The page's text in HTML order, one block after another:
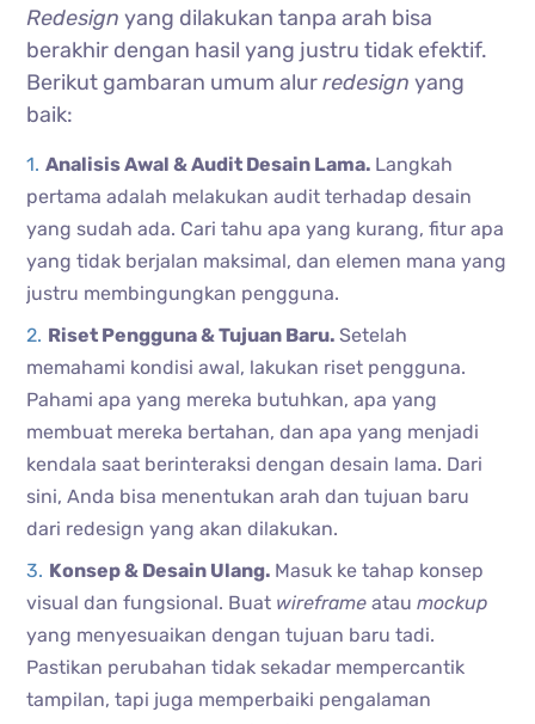
Redesign yang dilakukan tanpa arah bisa
berakhir dengan hasil yang justru tidak efektif.
Berikut gambaran umum alurredesign yang
baik:
Analisis Awal & Audit Desain Lama. Langkah
pertama adalah melakukan audit terhadap desain
yang sudah ada. Cari tahu apa yang kurang, fitur apa
yang tidak berjalan maksimal, dan elemen mana yang
justru membingungkan pengguna.
Riset Pengguna & Tujuan Baru.Setelah
memahami kondisi awal, lakukan riset pengguna.
Pahami apa yang mereka butuhkan, apa yang
membuat mereka bertahan, dan apa yang menjadi
kendala saat berinteraksi dengan desain lama. Dari
sini, Anda bisa menentukan arah dan tujuan baru
dari redesign yang akan dilakukan.
Konsep & Desain Ulang. Masuk ke tahap konsep
visual dan fungsional. Buat wireframe ataumockup
yang menyesuaikan dengan tujuan baru tadi.
Pastikan perubahan tidak sekadar mempercantik
tampilan, tapi juga memperbaiki pengalaman